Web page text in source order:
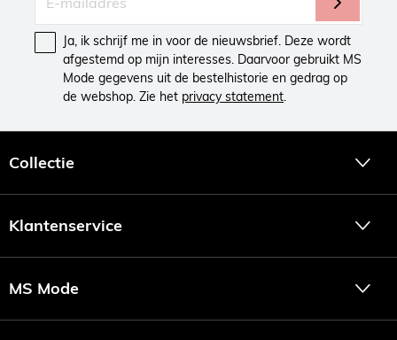
Ja, ik schrijf me in voor de nieuwsbrief. Deze wordt
afgestemd op mijn interesses. Daarvoor gebruikt MS
Mode gegevens uit de bestelhistorie en gedrag op
de webshop. Zie het privacy statement.
Collectie
Klantenservice
MS Mode